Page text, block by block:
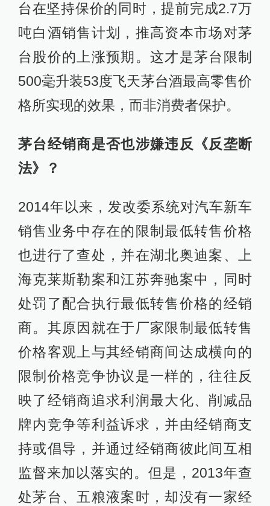
台在坚持保价的同时，提前完成2.7万
吨白酒销售计划，推高资本市场对茅
台股价的上涨预期。这才是茅台限制
500毫升装53度飞天茅台酒最高零售价
格所实现的效果，而非消费者保护。
茅台经销商是否也涉嫌违反《反垄断
法》？
2014年以来，发改委系统对汽车新车
销售业务中存在的限制最低转售价格
也进行了查处，并在湖北奥迪案、上
海克莱斯勒案和江苏奔驰案中，同时
处罚了配合执行最低转售价格的经销
商。其原因就在于厂家限制最低转售
价格客观上与其经销商间达成横向的
限制价格竞争协议是一样的，往往反
映了经销商追求利润最大化、削减品
牌内竞争等利益诉求，并由经销商支
持或倡导，并通过经销商彼此间互相
监督来加以落实的。但是，2013年查
处茅台、五粮液案时，却没有一家经